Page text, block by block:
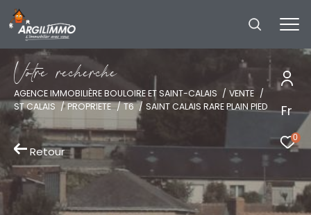
Fr
0
Votre recherche
AGENCE IMMOBILIÈRE BOULOIRE ET SAINT-CALAIS
VENTE
ST CALAIS
PROPRIETE T6 SAINT CALAIS RARE PLAIN PIED
Retour